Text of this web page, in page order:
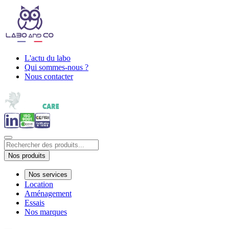
L'actu du labo
Qui sommes-nous ?
Nous contacter
Nos produits
Nos services
Location
Aménagement
Essais
Nos marques